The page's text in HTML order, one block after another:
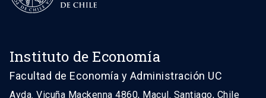
Instituto de Economía
Facultad de Economía y Administración UC
Avda. Vicuña Mackenna 4860, Macul. Santiago, Chile